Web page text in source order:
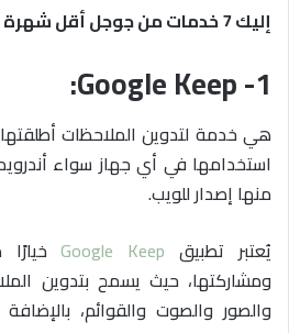
إليك 7 خدمات من جوجل أقل شهرة يجب عليك معرفتها:
1- Google Keep:
استخدامها في أي جهاز سواء
منها إصدار للويب.
يُعتبر تطبيق Google Keepخيارًا
ومشاركتها، حيث يسمح بتدوين
والصور والصوت والقوائم،